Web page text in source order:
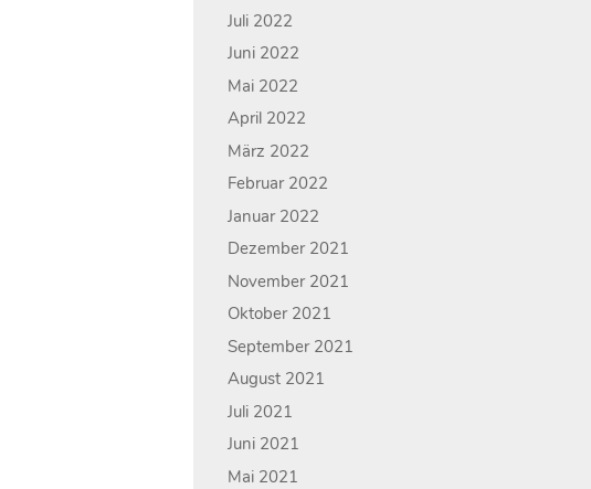
Juli 2022
Juni 2022
Mai 2022
April 2022
März 2022
Februar 2022
Januar 2022
Dezember 2021
November 2021
Oktober 2021
September 2021
August 2021
Juli 2021
Juni 2021
Mai 2021